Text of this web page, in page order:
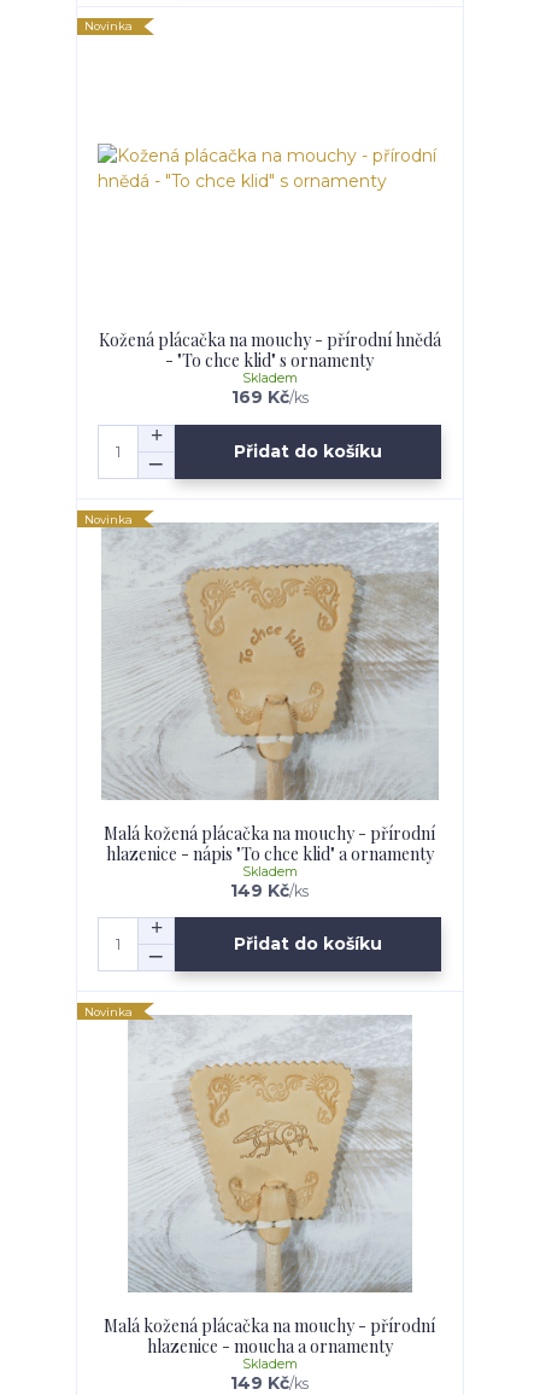
Novinka
Kožená plácačka na mouchy - přírodní hnědá
- "To chce klid" s ornamenty
169 Kč/ks
Skladem
Přidat do košíku
Novinka
Malá kožená plácačka na mouchy - přírodní
hlazenice - nápis "To chce klid" a ornamenty
149 Kč/ks
Skladem
Přidat do košíku
Novinka
Malá kožená plácačka na mouchy - přírodní
hlazenice - moucha a ornamenty
149 Kč/ks
Skladem